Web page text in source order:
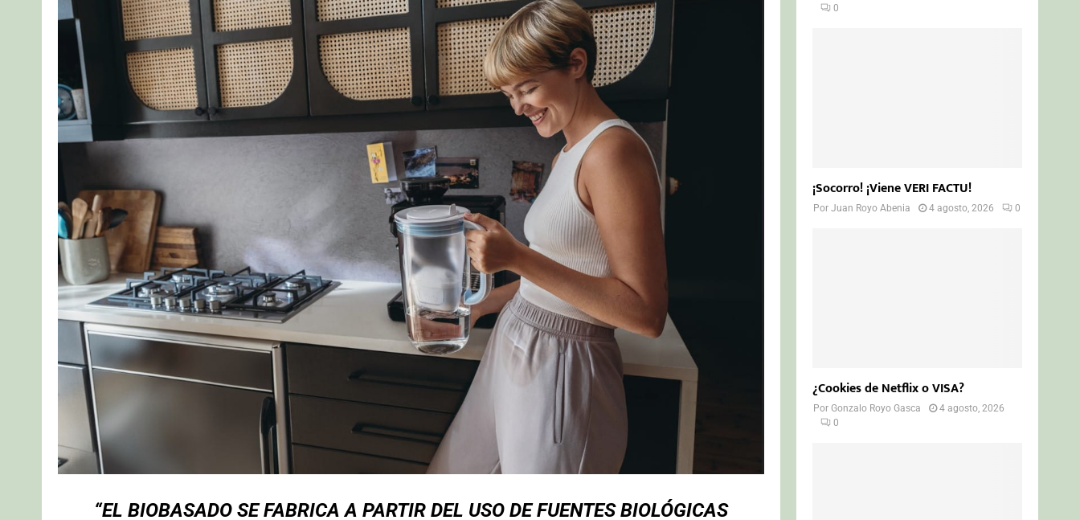
“EL BIOBASADO SE FABRICA A PARTIR DEL USO DE FUENTES BIOLÓGICAS
0
¡Socorro! ¡Viene VERI FACTU!
PorJuan Royo Abenia 4 agosto, 2026 0
¿Cookies de Netflix o VISA?
PorGonzalo Royo Gasca
4 agosto, 2026
0